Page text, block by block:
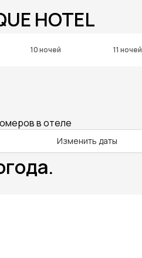
HOTEL
10 ночей 11 ночей
в отеле
Изменить даты